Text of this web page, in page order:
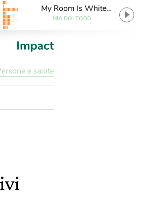
My Room Is White
(Dungen Remix)
MIA DOI TODD
Impact
e salute